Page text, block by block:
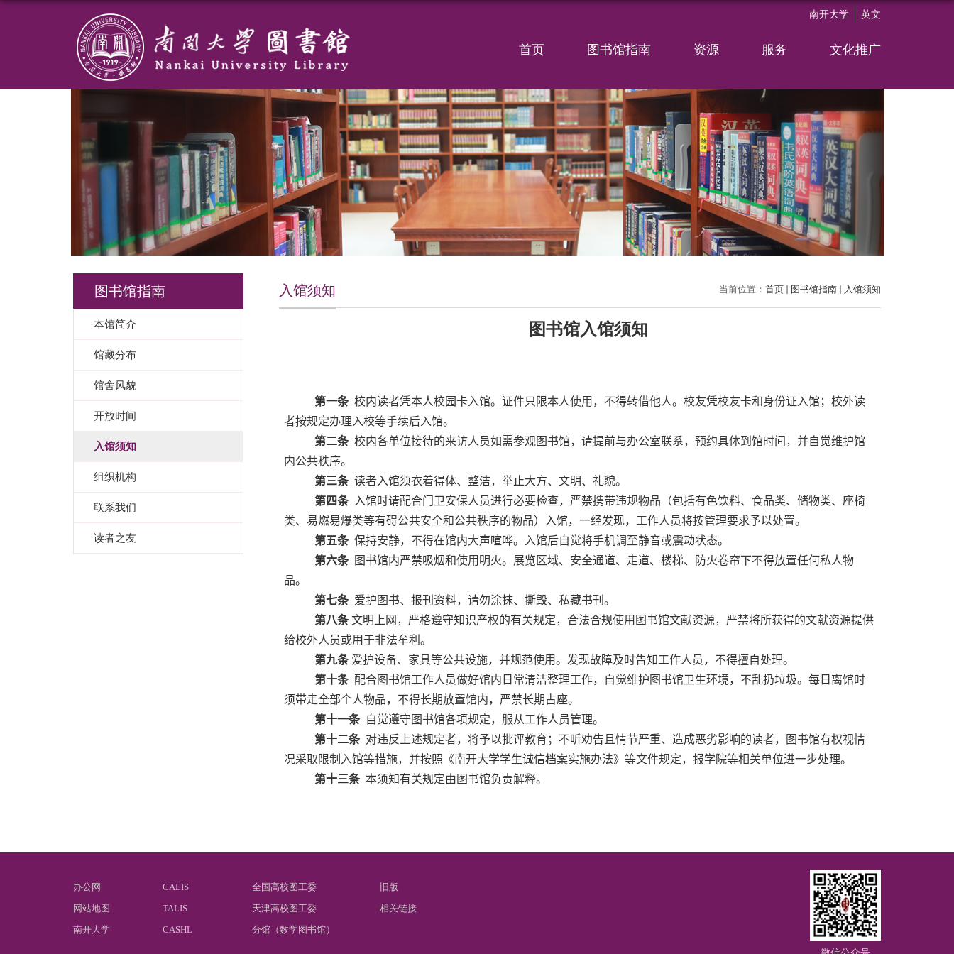
英文
南开大学
首页 图书馆指南 资源 服务 文化推广
图书馆指南
本馆简介
馆藏分布
馆舍风貌
开放时间
入馆须知
组织机构
联系我们
读者之友
当前位置： 首页 图书馆指南 入馆须知
入馆须知
图书馆入馆须知
第一条校内读者凭本人校园卡入馆。证件只限本人使用，不得转借他人。校友凭校友卡和身份证入馆；校外读
者按规定办理入校等手续后入馆。
第二条校内各单位接待的来访人员如需参观图书馆，请提前与办公室联系，预约具体到馆时间，并自觉维护馆
内公共秩序。
第三条读者入馆须衣着得体、整洁，举止大方、文明、礼貌。
第四条入馆时请配合门卫安保人员进行必要检查，严禁携带违规物品（包括有色饮料、食品类、储物类、座椅
类、易燃易爆类等有碍公共安全和公共秩序的物品）入馆，一经发现，工作人员将按管理要求予以处置。
第五条保持安静，不得在馆内大声喧哗。入馆后自觉将手机调至静音或震动状态。
第六条图书馆内严禁吸烟和使用明火。展览区域、安全通道、走道、楼梯、防火卷帘下不得放置任何私人物
品。
第七条爱护图书、报刊资料，请勿涂抹、撕毁、私藏书刊。
第八条文明上网，严格遵守知识产权的有关规定，合法合规使用图书馆文献资源，严禁将所获得的文献资源提供
给校外人员或用于非法牟利。
第九条爱护设备、家具等公共设施，并规范使用。发现故障及时告知工作人员，不得擅自处理。
第十条配合图书馆工作人员做好馆内日常清洁整理工作，自觉维护图书馆卫生环境，不乱扔垃圾。每日离馆时
须带走全部个人物品，不得长期放置馆内，严禁长期占座。
第十一条自觉遵守图书馆各项规定，服从工作人员管理。
第十二条对违反上述规定者，将予以批评教育；不听劝告且情节严重、造成恶劣影响的读者，图书馆有权视情
况采取限制入馆等措施，并按照《南开大学学生诚信档案实施办法》等文件规定，报学院等相关单位进一步处理。
第十三条本须知有关规定由图书馆负责解释。
办公网
网站地图
南开大学
CALIS
TALIS
CASHL
全国高校图工委
天津高校图工委
分馆（数学图书馆）
旧版
相关链接